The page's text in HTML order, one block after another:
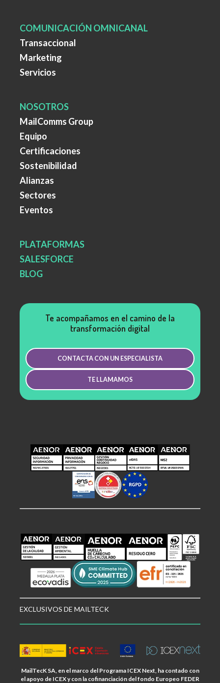
COMUNICACIÓN OMNICANAL
Transaccional
Marketing
Servicios
NOSOTROS
MailComms Group
Equipo
Certificaciones
Sostenibilidad
Alianzas
Sectores
Eventos
PLATAFORMAS
SALESFORCE
BLOG
Te acompañamos en el camino de la
transformación digital
CONTACTA CON UN ESPECIALISTA
TE LLAMAMOS
EXCLUSIVOS DE MAILTECK
MailTecK SA, en el marco del Programa ICEX Next, ha contado con
el apoyo de ICEX y con la cofinanciación del fondo Europeo FEDER